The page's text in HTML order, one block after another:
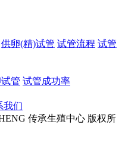
供卵(精)试管 试管流程 试管
管 试管成功率
我们
传承生殖中心 版权所